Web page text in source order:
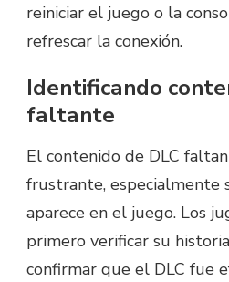
reiniciar el juego o la
refrescar la conexión.
Identificando
faltante
El contenido de DLC
frustrante, especialmente
aparece en el juego. Los
primero verificar su
confirmar que el DLC fue